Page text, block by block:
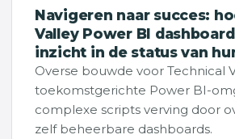
Navigeren naar succes:
Valley Power BI
inzicht in de status van
Overse bouwde voor Technical
toekomstgerichte Power BI-
complexe scripts verving door
zelf beheerbare dashboards.